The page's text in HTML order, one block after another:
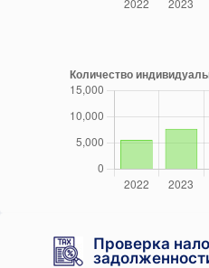
Проверка